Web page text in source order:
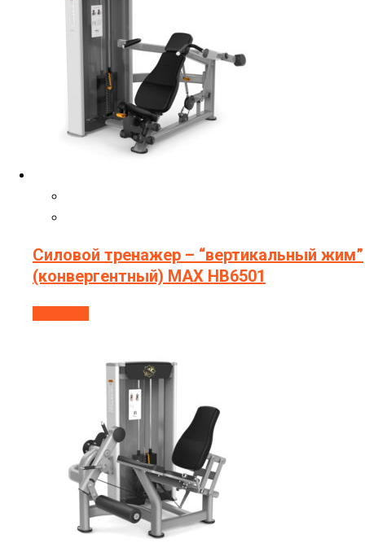
Силовой тренажер – “вертикальный жим”
(конвергентный) МAX HB6501